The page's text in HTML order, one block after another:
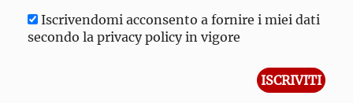
Iscrivendomi acconsento a fornire i miei dati
secondo la privacy policy in vigore